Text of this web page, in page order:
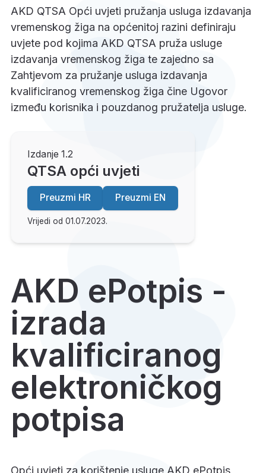
AKD QTSA Opći uvjeti pružanja usluga izdavanja
vremenskog žiga na općenitoj razini definiraju
uvjete pod kojima AKD QTSA pruža usluge
izdavanja vremenskog žiga te zajedno sa
Zahtjevom za pružanje usluga izdavanja
kvalificiranog vremenskog žiga čine Ugovor
između korisnika i pouzdanog pružatelja usluge.
Izdanje 1.2
QTSA opći uvjeti
Preuzmi HR Preuzmi EN
Vrijedi od 01.07.2023.
AKD ePotpis -
izrada
kvalificiranog
elektroničkog
potpisa
Opći uvjeti za korištenje usluge AKD ePotpis